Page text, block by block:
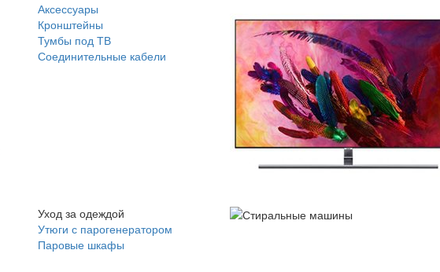
Аксессуары
Кронштейны
Тумбы под ТВ
Соединительные кабели
Уход за одеждой
Утюги с парогенератором
Паровые шкафы